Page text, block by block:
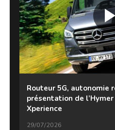
Routeur 5G, autonomie
présentation de l’Hymer
Xperience
29/07/2026